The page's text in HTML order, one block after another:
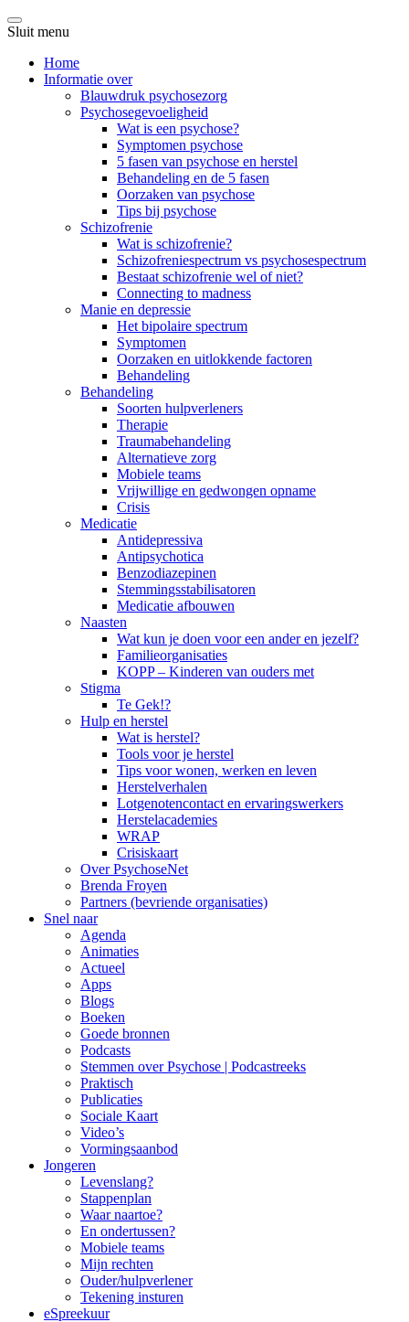
Sluit menu
Home
Informatie over
Blauwdruk psychosezorg
Psychosegevoeligheid
Wat is een psychose?
Symptomen psychose
5 fasen van psychose en herstel
Behandeling en de 5 fasen
Oorzaken van psychose
Tips bij psychose
Schizofrenie
Wat is schizofrenie?
Schizofreniespectrum vs psychosespectrum
Bestaat schizofrenie wel of niet?
Connecting to madness
Manie en depressie
Het bipolaire spectrum
Symptomen
Oorzaken en uitlokkende factoren
Behandeling
Behandeling
Soorten hulpverleners
Therapie
Traumabehandeling
Alternatieve zorg
Mobiele teams
Vrijwillige en gedwongen opname
Crisis
Medicatie
Antidepressiva
Antipsychotica
Benzodiazepinen
Stemmingsstabilisatoren
Medicatie afbouwen
Naasten
Wat kun je doen voor een ander en jezelf?
Familieorganisaties
KOPP – Kinderen van ouders met
Stigma
Te Gek!?
Hulp en herstel
Wat is herstel?
Tools voor je herstel
Tips voor wonen, werken en leven
Herstelverhalen
Lotgenotencontact en ervaringswerkers
Herstelacademies
WRAP
Crisiskaart
Over PsychoseNet
Brenda Froyen
Partners (bevriende organisaties)
Snel naar
Agenda
Animaties
Actueel
Apps
Blogs
Boeken
Goede bronnen
Podcasts
Stemmen over Psychose | Podcastreeks
Praktisch
Publicaties
Sociale Kaart
Video’s
Vormingsaanbod
Jongeren
Levenslang?
Stappenplan
Waar naartoe?
En ondertussen?
Mobiele teams
Mijn rechten
Ouder/hulpverlener
Tekening insturen
eSpreekuur